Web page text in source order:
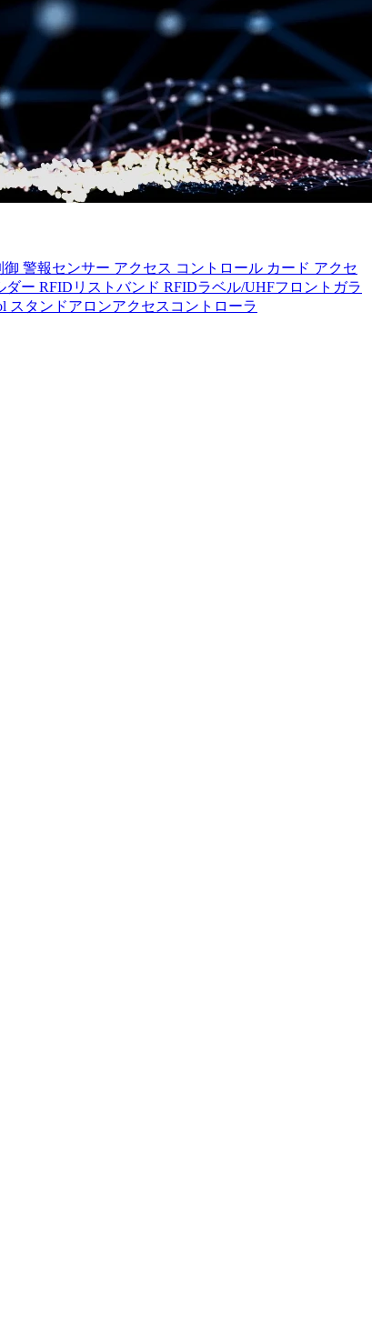
御 警報センサー アクセス コントロール カード アクセ
ダー RFIDリストバンド RFIDラベル/UHFフロントガラ
スタンドアロンアクセスコントローラ